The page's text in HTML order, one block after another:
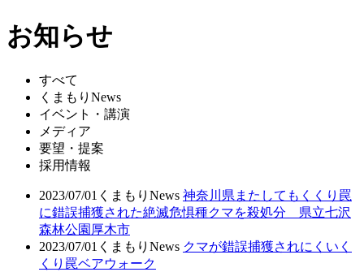
お知らせ
すべて
くまもりNews
イベント・講演
メディア
要望・提案
採用情報
2023/07/01 くまもりNews 神奈川県またしてもくくり罠
に錯誤捕獲された絶滅危惧種クマを殺処分 県立七沢
森林公園厚木市
2023/07/01 くまもりNews クマが錯誤捕獲されにくいく
くり罠ベアウォーク